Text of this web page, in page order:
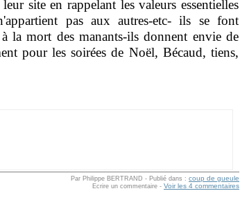
site en rappelant les valeurs essentielles
pas aux autres-etc- ils se font
la mort des manants-ils donnent envie de
pour les soirées de Noël, Bécaud, tiens,
Par Philippe BERTRAND - Publié dans : coup de gueule
Ecrire un commentaire - Voir les 4 commentaires